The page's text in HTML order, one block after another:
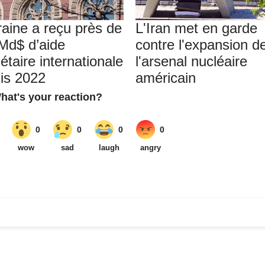
a reçu près de
d’aide
internationale
2022
L'Iran met en garde
contre l'expansion
l'arsenal nucléaire
américain